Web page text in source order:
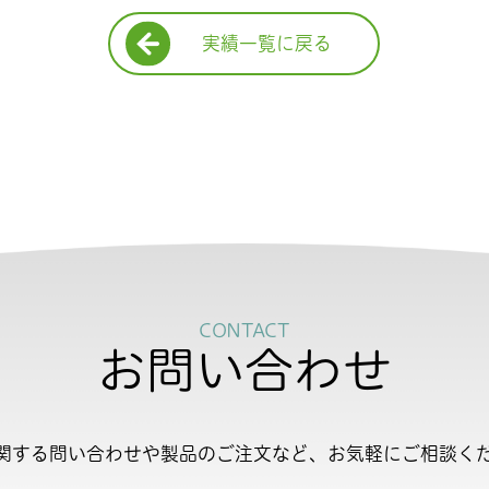
実績一覧に戻る
CONTACT
お問い合わせ
する問い合わせや製品のご注文など、お気軽にご相談く